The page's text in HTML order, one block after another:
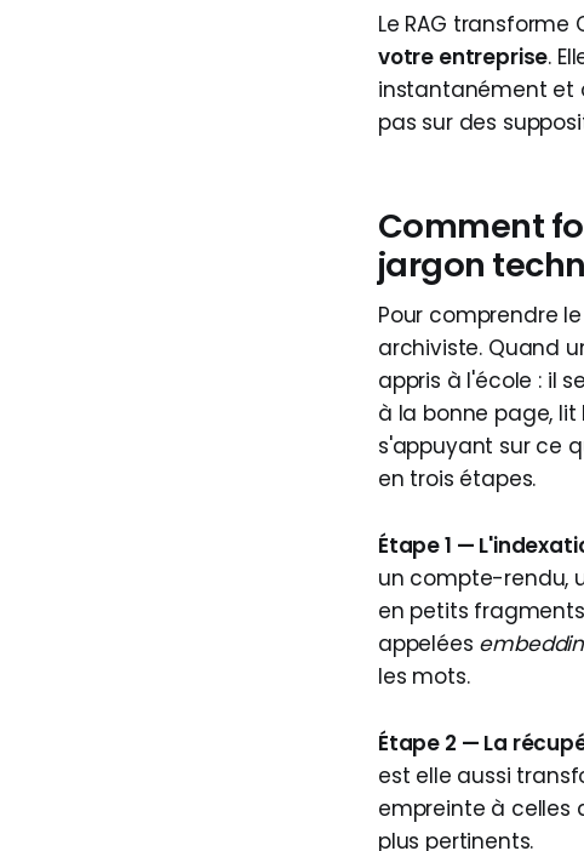
Le RAG
votre entreprise.
instantanément et
pas sur des
Comment
jargon
Pour comprendre
archiviste. Quand
appris à l'école : il
à la bonne page,
s'appuyant sur ce
en trois étapes.
Étape 1 —
un compte-rendu,
en petits
appelées
les mots.
Étape 2 — La
est elle aussi
empreinte à celles
plus pertinents.